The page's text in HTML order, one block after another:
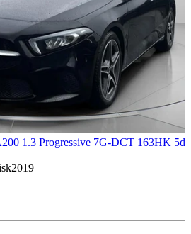
1.3 Progressive 7G-DCT 163HK 5d
2019